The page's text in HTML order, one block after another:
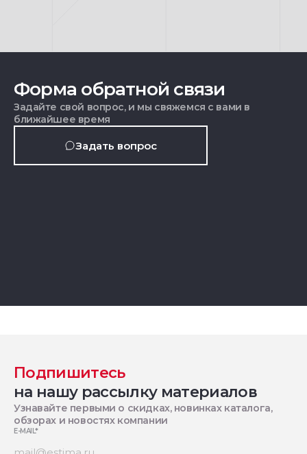
Форма обратной связи
Задайте свой вопрос, и мы свяжемся с вами в
ближайшее время
Задать вопрос
Подпишитесь
на нашу рассылку материалов
Узнавайте первыми о скидках, новинках каталога,
обзорах и новостях компании
E-MAIL*